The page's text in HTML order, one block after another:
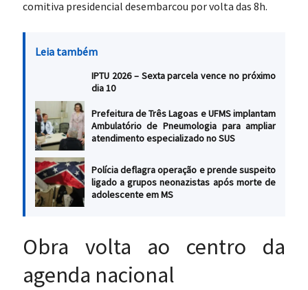
comitiva presidencial desembarcou por volta das 8h.
Leia também
IPTU 2026 – Sexta parcela vence no próximo
dia 10
Prefeitura de Três Lagoas e UFMS implantam
Ambulatório de Pneumologia para ampliar
atendimento especializado no SUS
Polícia deflagra operação e prende suspeito
ligado a grupos neonazistas após morte de
adolescente em MS
Obra volta ao centro da
agenda nacional